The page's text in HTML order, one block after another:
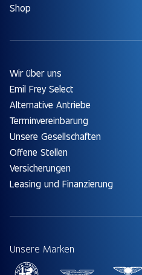
Shop
Wir über uns
Emil Frey Select
Alternative Antriebe
Terminvereinbarung
Unsere Gesellschaften
Offene Stellen
Versicherungen
Leasing und Finanzierung
Unsere Marken